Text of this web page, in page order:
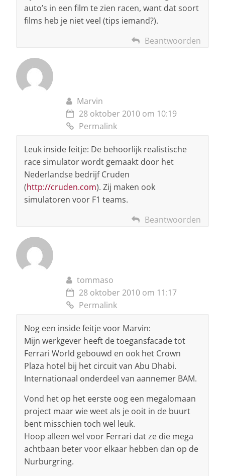
auto’s in een film te zien racen, want dat soort
films heb je niet veel (tips iemand?).
Beantwoorden
Marvin
28 oktober 2010 om 10:19
Permalink
Leuk inside feitje: De behoorlijk realistische
race simulator wordt gemaakt door het
Nederlandse bedrijf Cruden
(http://cruden.com). Zij maken ook
simulatoren voor F1 teams.
Beantwoorden
tommaso
28 oktober 2010 om 11:17
Permalink
Nog een inside feitje voor Marvin:
Mijn werkgever heeft de toegansfacade tot
Ferrari World gebouwd en ook het Crown
Plaza hotel bij het circuit van Abu Dhabi.
Internationaal onderdeel van aannemer BAM.
Vond het op het eerste oog een megalomaan
project maar wie weet als je ooit in de buurt
bent misschien toch wel leuk.
Hoop alleen wel voor Ferrari dat ze die mega
achtbaan beter voor elkaar hebben dan op de
Nurburgring.